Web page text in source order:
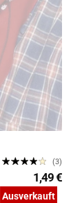
(3)
1,49 €
Ausverkauft